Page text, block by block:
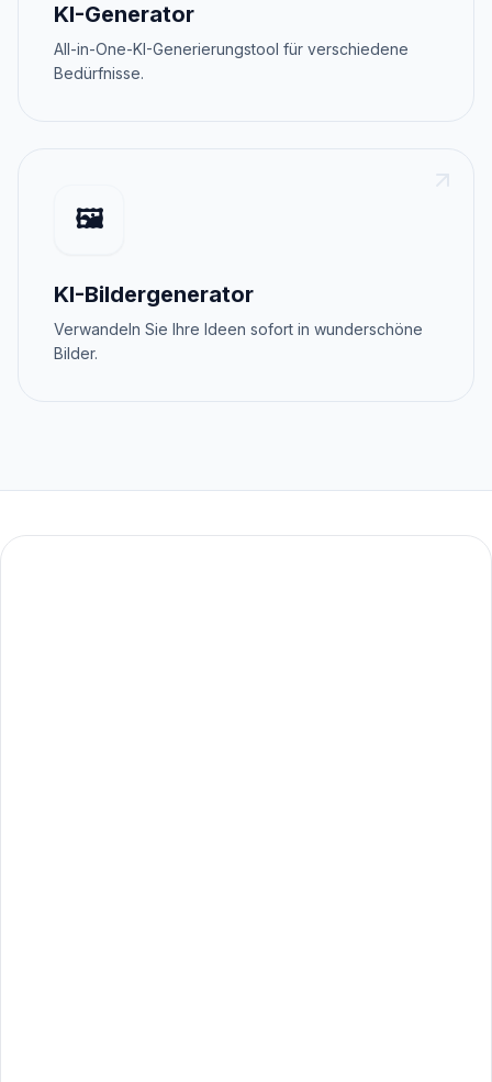
KI-Generator
All-in-One-KI-Generierungstool für verschiedene
Bedürfnisse.
🖼️
KI-Bildergenerator
Verwandeln Sie Ihre Ideen sofort in wunderschöne
Bilder.